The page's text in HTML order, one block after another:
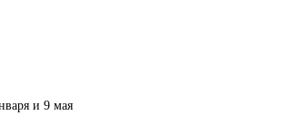
и 9 мая